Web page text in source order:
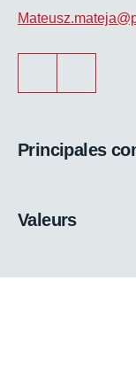
Principales
Valeurs